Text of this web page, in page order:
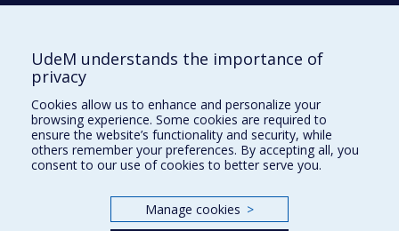
Who does what?
Find us
Site map
Accessibility
UdeM understands the importance of
privacy
Cookies allow us to enhance and personalize your
browsing experience. Some cookies are required to
ensure the website’s functionality and security, while
others remember your preferences. By accepting all, you
consent to our use of cookies to better serve you.
Manage cookies >